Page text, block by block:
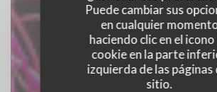
Puede cambiar sus
en cualquier
haciendo clic en el icono
cookie en la parte
izquierda de las páginas
sitio.